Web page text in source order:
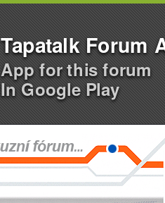
Tapatalk Forum
App for this forum
In Google Play